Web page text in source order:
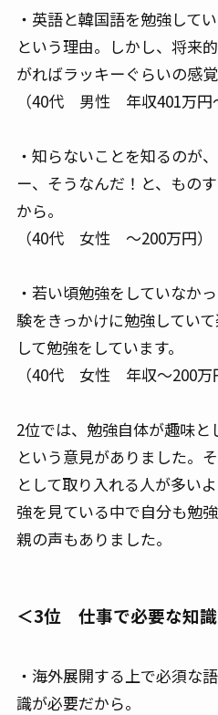
・英語と韓国語を勉強して
という理由。しかし、将来
がればラッキーぐらいの感
（40代 男性 年収401万円
・知らないことを知るのが
ー、そうなんだ！と、もの
から。
（40代 女性 ～200万円）
・若い頃勉強をしていなか
験をきっかけに勉強してい
して勉強をしています。
（40代 女性 年収～200万
2位では、勉強自体が趣味と
という意見がありました。
として取り入れる人が多い
強を見ている中で自分も勉
親の声もありました。
＜3位 仕事で必要な知
・海外展開する上で必須な
識が必要だから。